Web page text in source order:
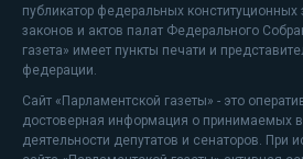
публикатор федеральных
законов и актов палат Федерального
газета» имеет пункты печати и
федерации.
Сайт «Парламентской газеты» - это
достоверная информация о принимаемых в
деятельности депутатов и сенаторов. При